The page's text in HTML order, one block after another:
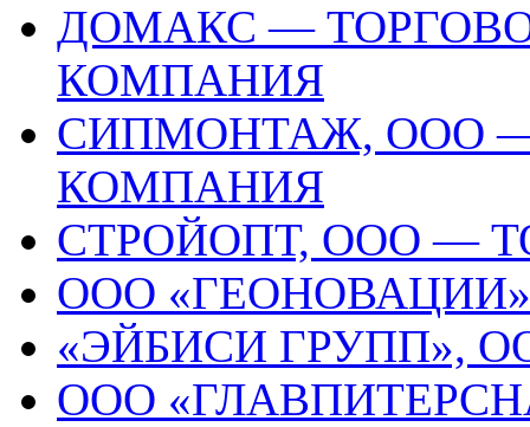
ДОМАКС —
КОМПАНИЯ
СИПМОНТАЖ, ООО
КОМПАНИЯ
СТРОЙОПТ, ООО —
ООО «ГЕОНОВАЦИИ»
«ЭЙБИСИ ГРУПП»,
ООО